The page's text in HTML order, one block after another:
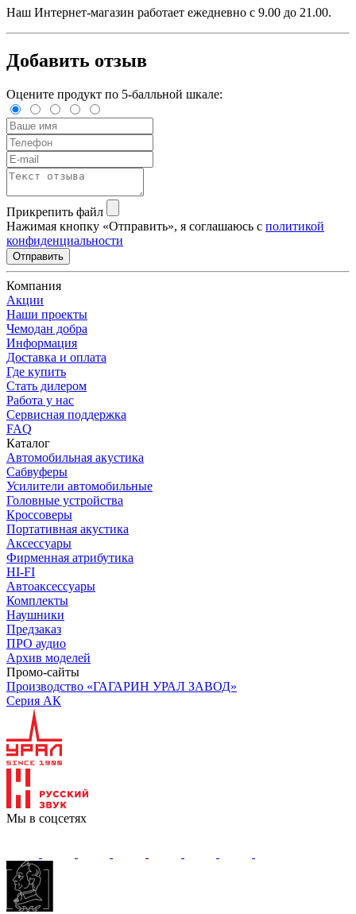
Наш Интернет-магазин работает ежедневно с 9.00 до 21.00.
Добавить отзыв
Оцените продукт по 5-балльной шкале:
Прикрепить файл
Нажимая кнопку «Отправить», я соглашаюсь с политикой
конфиденциальности
Отправить
Компания
Акции
Наши проекты
Чемодан добра
Информация
Доставка и оплата
Где купить
Стать дилером
Работа у нас
Сервисная поддержка
FAQ
Каталог
Автомобильная акустика
Сабвуферы
Усилители автомобильные
Головные устройства
Кроссоверы
Портативная акустика
Аксессуары
Фирменная атрибутика
HI-FI
Автоаксессуары
Комплекты
Наушники
Предзаказ
ПРО аудио
Архив моделей
Промо-сайты
Производство «ГАГАРИН УРАЛ ЗАВОД»
Серия АК
Мы в соцсетях